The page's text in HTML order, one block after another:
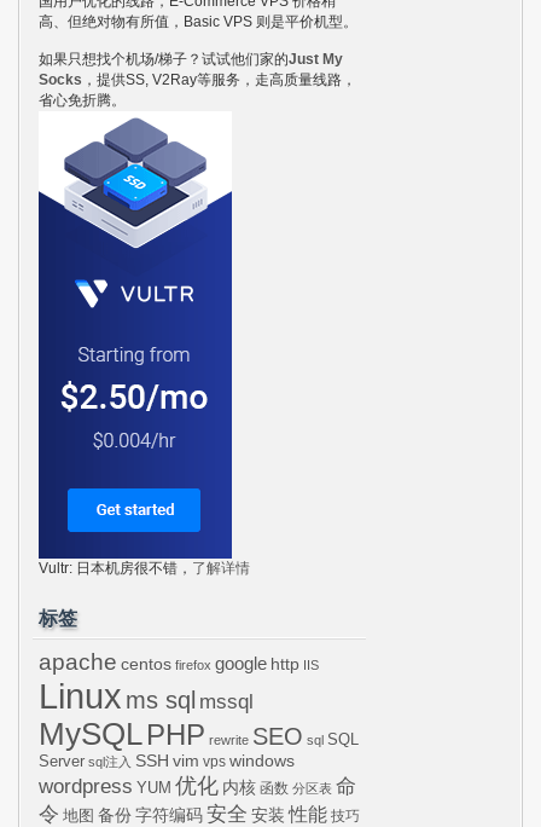
高、但绝对物有所值，Basic VPS 则是平价机型。
如果只想找个机场/梯子？试试他们家的Just My
Socks ，提供SS, V2Ray等服务，走高质量线路，
省心免折腾。
Vultr: 日本机房很不错， 了解详情
标签
apache centos firefox google http IIS
Linux ms sql mssql
MySQLPHP rewrite SEO sql SQL
Server sql注入 SSH vim vps windows
wordpress YUM 优化 内核 函数 分区表 命
令 地图 备份 字符编码 安全 安装 性能 技巧